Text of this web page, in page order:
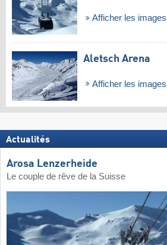
Afficher les images
Aletsch Arena
Afficher les images
Actualités
Arosa Lenzerheide
Le couple de rêve de la Suisse